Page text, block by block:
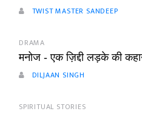
TWIST MASTER SANDEEP
DRAMA
मनोज - एक ज़िद्दी लड़के की
DILJAAN SINGH
SPIRITUAL STORIES